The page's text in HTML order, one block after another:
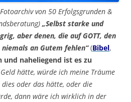
von 50 Erfolgsgrunden &
„Selbst starke und
aber denen, die auf GOTT, den
an Gutem fehlen“(Bibel,
und naheliegend ist es zu
hätte, würde ich meine Träume
oder das hätte, oder die
dann wäre ich wirklich in der